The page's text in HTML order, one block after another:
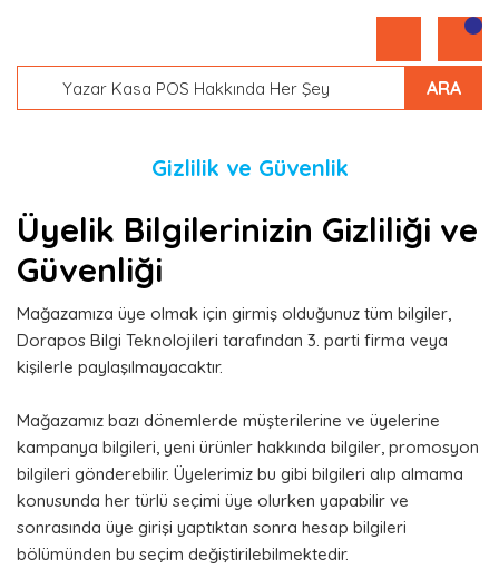
ARA
Gizlilik ve Güvenlik
Üyelik Bilgilerinizin Gizliliği ve
Güvenliği
Mağazamıza üye olmak için girmiş olduğunuz tüm bilgiler,
Dorapos Bilgi Teknolojileri tarafından 3. parti firma veya
kişilerle paylaşılmayacaktır.
Mağazamız bazı dönemlerde müşterilerine ve üyelerine
kampanya bilgileri, yeni ürünler hakkında bilgiler, promosyon
bilgileri gönderebilir. Üyelerimiz bu gibi bilgileri alıp almama
konusunda her türlü seçimi üye olurken yapabilir ve
sonrasında üye girişi yaptıktan sonra hesap bilgileri
bölümünden bu seçim değiştirilebilmektedir.